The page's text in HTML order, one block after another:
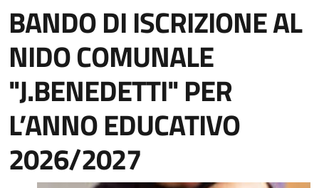
BANDO DI ISCRIZIONE AL
NIDO COMUNALE
"J.BENEDETTI" PER
L’ANNO EDUCATIVO
2026/2027